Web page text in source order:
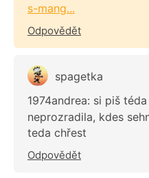
s-mang...
Odpovědět
spagetka
1974andrea: si piš téda
neprozradila, kdes
teda chřest
Odpovědět